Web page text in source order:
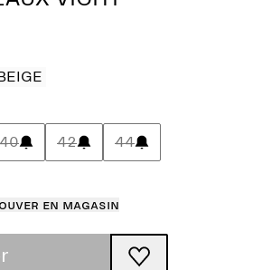
40 42 44
en magasin